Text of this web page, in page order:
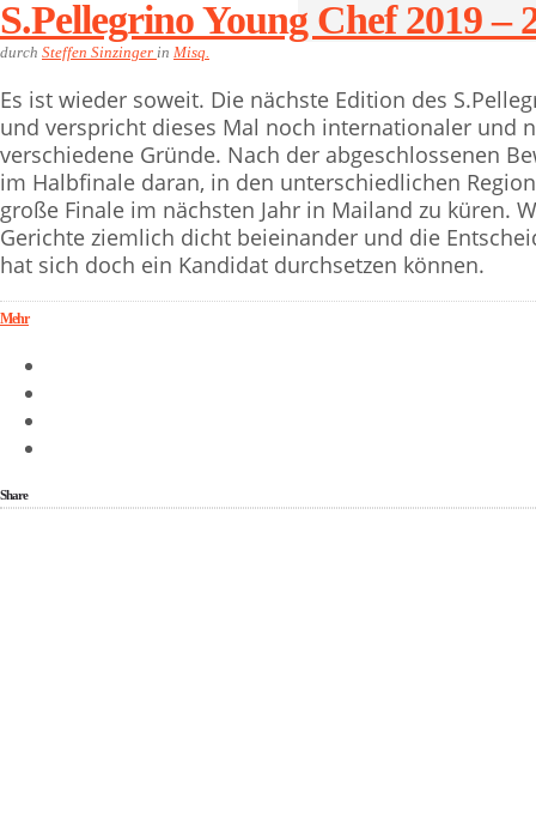
S.Pellegrino Young Chef 2019 –
durch Steffen Sinzinger in Misq.
Es ist wieder soweit. Die nächste Edition des
und verspricht dieses Mal noch internationaler und
verschiedene Gründe. Nach der abgeschlossenen
im Halbfinale daran, in den unterschiedlichen
große Finale im nächsten Jahr in Mailand zu küren.
Gerichte ziemlich dicht beieinander und die
hat sich doch ein Kandidat durchsetzen können.
Mehr
Share